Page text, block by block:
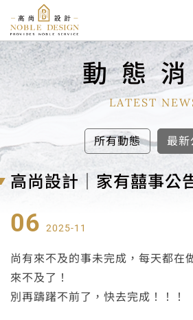
動 態 消
LATEST
所有動態 最新
高尚設計│家有囍事公
06 2025-11
尚有來不及的事未完成，每天都在
來不及了！
別再躊躇不前了，快去完成！！！